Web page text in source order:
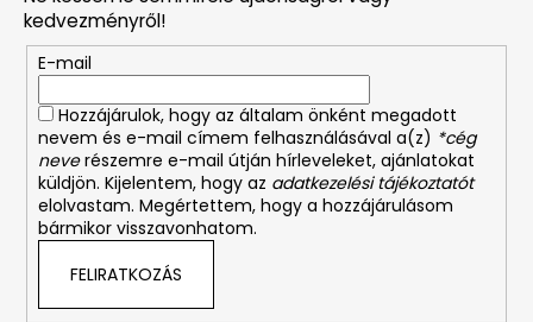
kedvezményről!
E-mail
Hozzájárulok, hogy az általam önként megadott
nevem és e-mail címem felhasználásával a(z) *cég
neverészemre e-mail útján hírleveleket, ajánlatokat
küldjön. Kijelentem, hogy az adatkezelési tájékoztatót
elolvastam. Megértettem, hogy a hozzájárulásom
bármikor visszavonhatom.
FELIRATKOZÁS